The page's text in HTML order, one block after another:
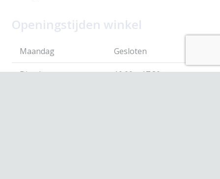
Openingstijden winkel
Maandag Gesloten
Dinsdag 10.00 – 17.30